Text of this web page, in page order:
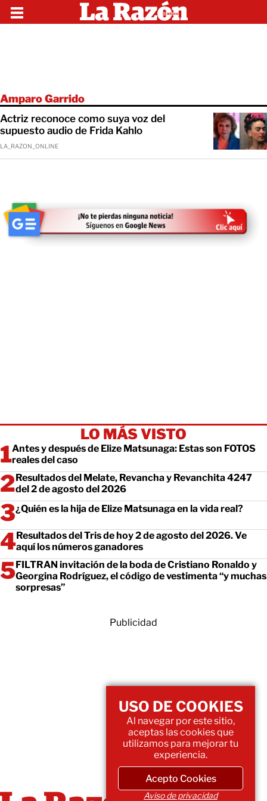
Amparo Garrido
Actriz reconoce como suya voz del
supuesto audio de Frida Kahlo
LA_RAZON_ONLINE
LO MÁS VISTO
Antes y después de Elize Matsunaga: Estas son FOTOS
reales del caso
Resultados del Melate, Revancha y Revanchita 4247
del 2 de agosto del 2026
¿Quién es la hija de Elize Matsunaga en la vida real?
Resultados del Tris de hoy 2 de agosto del 2026. Ve
aquí los números ganadores
FILTRAN invitación de la boda de Cristiano Ronaldo y
Georgina Rodríguez, el código de vestimenta “y muchas
sorpresas”
Publicidad
USO DE COOKIES
Al navegar por este sitio,
aceptas las cookies que
utilizamos para mejorar tu
experiencia.
Acepto Cookies
Aviso de privacidad